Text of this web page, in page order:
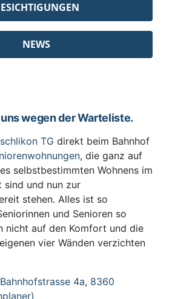
NEWS
wegen der Warteliste.
TG direkt beim Bahnhof
, die ganz auf
selbstbestimmten Wohnens im
sind und nun zur
stehen. Alles ist so
und Senioren so
nicht auf den Komfort und die
vier Wänden verzichten
Bahnhofstrasse 4a, 8360